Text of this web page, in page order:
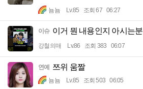
뇸뇸 Lv.85 조회 67 06:27
이슈 이거 뭔 내용인지 아시는분
강철의매 Lv.86 조회 383 06:07
연예 쯔위 움짤
뇸뇸 Lv.85 조회 503 06:05